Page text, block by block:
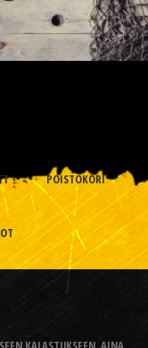
POISTOKORI